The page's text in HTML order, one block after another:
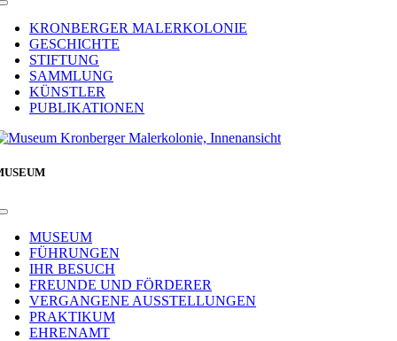
Toggle
NavigationKRONBERGER MALERKOLONIE
GESCHICHTE
STIFTUNG
SAMMLUNG
KÜNSTLER
PUBLIKATIONEN
Toggle
NavigationMUSEUM
FÜHRUNGEN
IHR BESUCH
FREUNDE UND FÖRDERER
VERGANGENE AUSSTELLUNGEN
PRAKTIKUM
EHRENAMT